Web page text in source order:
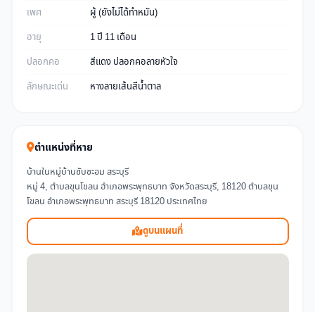
เพศ
ผู้ (ยังไม่ได้ทำหมัน)
อายุ
1 ปี 11 เดือน
ปลอกคอ
สีแดง ปลอกคอลายหัวใจ
ลักษณะเด่น
หางลายเส้นสีน้ำตาล
ตำแหน่งที่หาย
บ้านในหมู่บ้านซับชะอม สระบุรี
หมู่ 4, ตำบลขุนโขลน อำเภอพระพุทธบาท จังหวัดสระบุรี, 18120 ตำบลขุน
โขลน อำเภอพระพุทธบาท สระบุรี 18120 ประเทศไทย
ดูบนแผนที่